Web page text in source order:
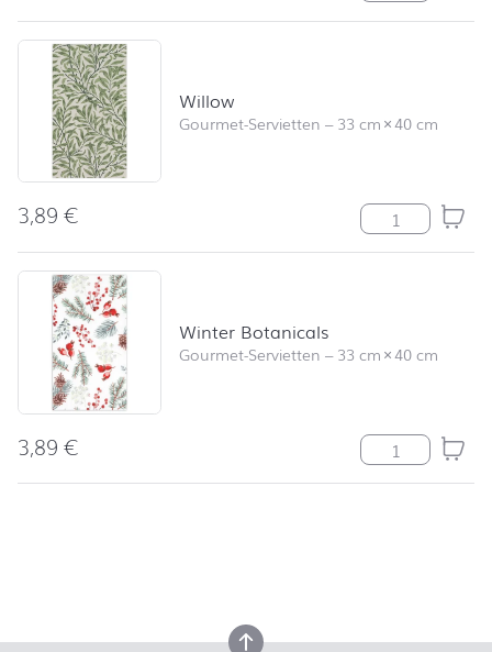
Willow
Gourmet-Servietten –33 cm×40 cm
3,89€ Willow Menge
Winter Botanicals
Gourmet-Servietten –33 cm×40 cm
3,89€ Winter
nach oben